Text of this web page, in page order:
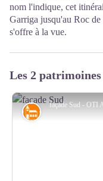
nom l'indique, cet
Garriga jusqu'au Roc
s'offre à la vue.
Les 2
façade Sud - OTI
Patrimoine